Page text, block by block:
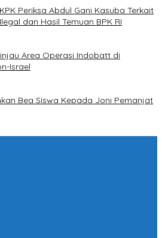
Periksa Abdul Gani Kasuba Terkait
dan Hasil Temuan BPK RI
Area Operasi Indobatt di
Israel
Bea Siswa Kepada Joni Pemanjat